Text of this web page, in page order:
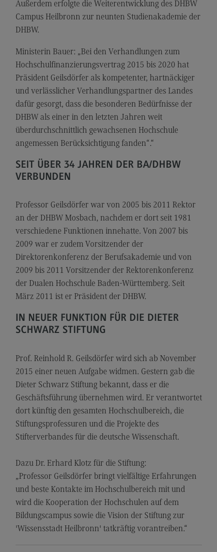
General Business Management
Modulangebot
Berufsperspektiven
Kontakt
Governance Sozialer Arbeit
Modulangebot
Berufsperspektiven
Informatik
Profil-O-Mat Informatik
(External link)
Rahmenbedingungen
Modulangebot
Berufsperspektiven
Integrated Engineering
Integrated Engineering
Rahmenbedingungen
Berufsperspektiven
Kontakt
Intensive Care
Intensive Care
Modulangebot
Kontakt
Marketing and Business Psychology
Marketing and Business Psychology
Modulangebot
Außerdem erfolgte die Weiterentwicklung des DHBW
Campus Heilbronn zur neunten Studienakademie der
DHBW.
Ministerin Bauer: „Bei den Verhandlungen zum
Hochschulfinanzierungsvertrag 2015 bis 2020 hat
Präsident Geilsdörfer als kompetenter, hartnäckiger
und verlässlicher Verhandlungspartner des Landes
dafür gesorgt, dass die besonderen Bedürfnisse der
DHBW als einer in den letzten Jahren weit
überdurchschnittlich gewachsenen Hochschule
angemessen Berücksichtigung fanden“.“
SEIT ÜBER 34 JAHREN DER BA/DHBW
VERBUNDEN
Professor Geilsdörfer war von 2005 bis 2011 Rektor
an der DHBW Mosbach, nachdem er dort seit 1981
verschiedene Funktionen innehatte. Von 2007 bis
2009 war er zudem Vorsitzender der
Direktorenkonferenz der Berufsakademie und von
2009 bis 2011 Vorsitzender der Rektorenkonferenz
der Dualen Hochschule Baden-Württemberg. Seit
März 2011 ist er Präsident der DHBW.
IN NEUER FUNKTION FÜR DIE DIETER
SCHWARZ STIFTUNG
Prof. Reinhold R. Geilsdörfer wird sich ab November
2015 einer neuen Aufgabe widmen. Gestern gab die
Dieter Schwarz Stiftung bekannt, dass er die
Geschäftsführung übernehmen wird. Er verantwortet
dort künftig den gesamten Hochschulbereich, die
Stiftungsprofessuren und die Projekte des
Stifterverbandes für die deutsche Wissenschaft.
Dazu Dr. Erhard Klotz für die Stiftung:
„Professor Geilsdörfer bringt vielfältige Erfahrungen
und beste Kontakte im Hochschulbereich mit und
wird die Kooperation der Hochschulen auf dem
Bildungscampus sowie die Vision der Stiftung zur
'Wissensstadt Heilbronn' tatkräftig vorantreiben.“